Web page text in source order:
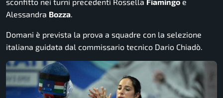
Alessandra Bozza
Domani è prevista la prova a squadre con la selezione
italiana guidata dal commissario tecnico Dario Chiadò.